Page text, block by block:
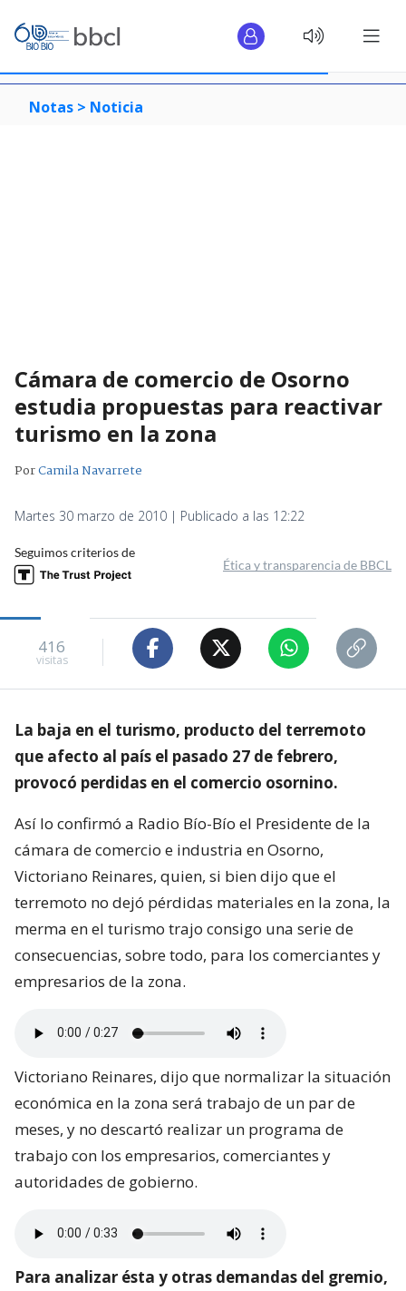
Notas > Noticia
Cámara de comercio de Osorno
estudia propuestas para reactivar
turismo en la zona
PorCamila Navarrete
Martes 30 marzo de 2010 | Publicado a las 12:22
Seguimos criterios de
Ética y transparencia de BBCL
416
visitas
La baja en el turismo, producto del terremoto
que afecto al país el pasado 27 de febrero,
provocó perdidas en el comercio osornino.
Así lo confirmó a Radio Bío-Bío el Presidente de la
cámara de comercio e industria en Osorno,
Victoriano Reinares, quien, si bien dijo que el
terremoto no dejó pérdidas materiales en la zona, la
merma en el turismo trajo consigo una serie de
consecuencias, sobre todo, para los comerciantes y
empresarios de la zona.
Victoriano Reinares, dijo que normalizar la situación
económica en la zona será trabajo de un par de
meses, y no descartó realizar un programa de
trabajo con los empresarios, comerciantes y
autoridades de gobierno.
Para analizar ésta y otras demandas del gremio,